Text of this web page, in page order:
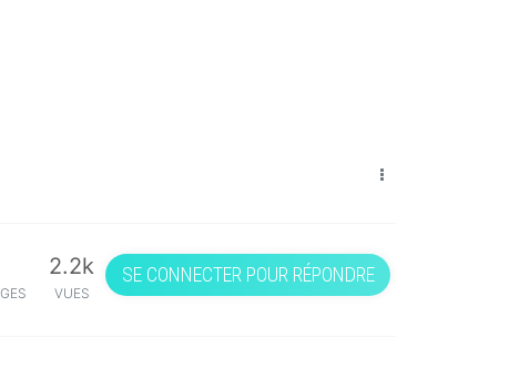
2.2k
VUES
SE CONNECTER POUR RÉPONDRE